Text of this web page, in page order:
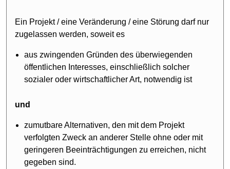
Ein Projekt / eine Veränderung / eine Störung darf nur
zugelassen werden, soweit es
aus zwingenden Gründen des überwiegenden
öffentlichen Interesses, einschließlich solcher
sozialer oder wirtschaftlicher Art, notwendig ist
und
zumutbare Alternativen, den mit dem Projekt
verfolgten Zweck an anderer Stelle ohne oder mit
geringeren Beeinträchtigungen zu erreichen, nicht
gegeben sind.